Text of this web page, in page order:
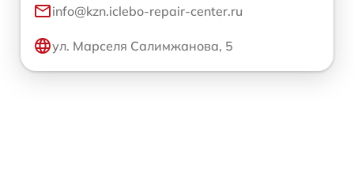
info@kzn.iclebo-repair-center.ru
ул. Марселя Салимжанова, 5